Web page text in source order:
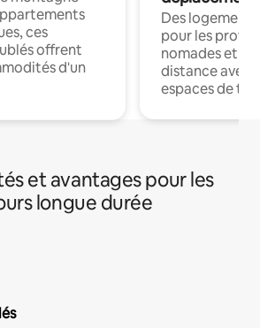
ces
offrent
d'un
Des
pour les
nomades et
distance avec
espaces de
et avantages pour les
longue durée